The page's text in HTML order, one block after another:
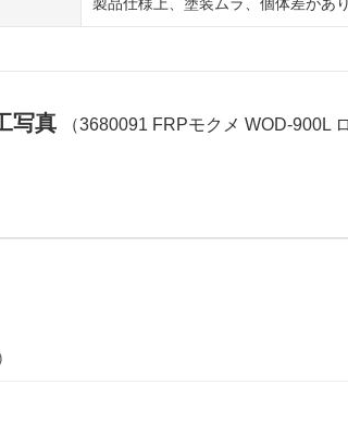
製品仕様上、塗装ムラ、個体差があり
写真 （3680091 FRPモクメ WOD-900L